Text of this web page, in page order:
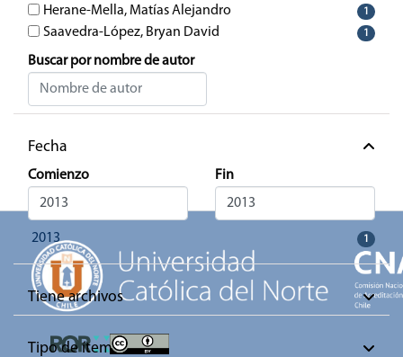
1
Herane-Mella, Matías Alejandro
1
Saavedra-López, Bryan David
Buscar por nombre de autor
Fecha
Comienzo Fin
2013 1
Tiene archivos
Tipo de ítem